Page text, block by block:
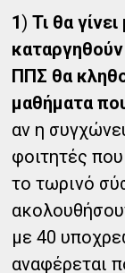
1)Τι θα
ΠΠΣ θα
μαθήματα
αν η
φοιτητές
το τωρινό
με 40
αναφέρεται